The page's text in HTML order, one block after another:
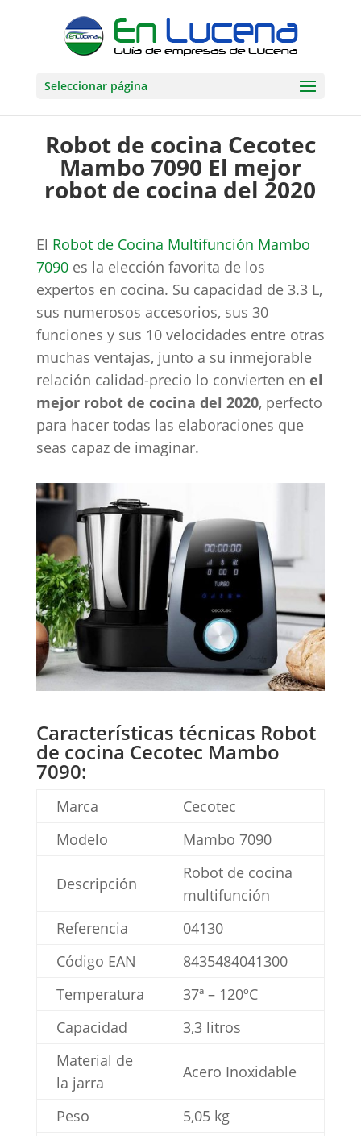
Seleccionar página
Robot de cocina Cecotec
Mambo 7090 El mejor
robot de cocina del 2020
El Robot de Cocina Multifunción Mambo
7090es la elección favorita de los
expertos en cocina. Su capacidad de 3.3 L,
sus numerosos accesorios, sus 30
funciones y sus 10 velocidades entre otras
muchas ventajas, junto a su inmejorable
relación calidad-precio lo convierten en el
mejor robot de cocina del 2020, perfecto
para hacer todas las elaboraciones que
seas capaz de imaginar.
Características técnicas Robot
de cocina Cecotec Mambo
7090:
Marca
Cecotec
Modelo
Mambo 7090
Descripción
Robot de cocina
multifunción
Referencia
04130
Código EAN
8435484041300
Temperatura
37ª – 120ºC
Capacidad
3,3 litros
Material de
la jarra
Acero Inoxidable
Peso
5,05 kg